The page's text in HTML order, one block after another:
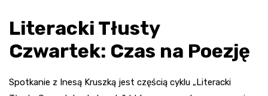
Literacki Tłusty
Czwartek: Czas na Poezję
Spotkanie z Inesą Kruszką jest częścią cyklu „Literacki